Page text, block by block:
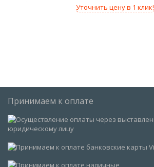
Уточнить цену в 1 клик!
Принимаем к оплате